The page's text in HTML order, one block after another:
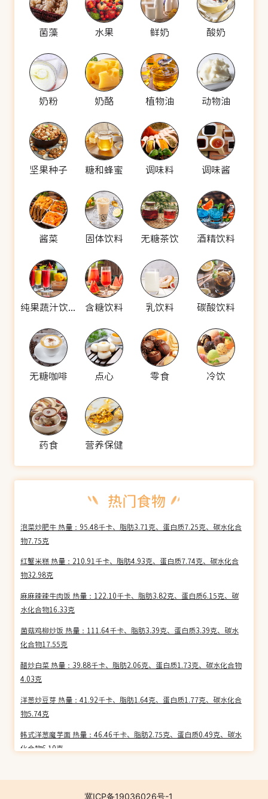
菌藻 水果 鲜奶 酸奶
奶粉 奶酪 植物油 动物油
坚果种子 糖和蜂蜜 调味料 调味酱
酱菜 固体饮料 无糖茶饮 酒精饮料
纯果蔬汁饮料 含糖饮料 乳饮料 碳酸饮料
无糖咖啡 点心 零食 冷饮
药食 营养保健
泡菜炒肥牛 热量：95.48千卡、脂肪3.71克、蛋白质7.25克、碳水化合
物7.75克
红蟹米糕 热量：210.91千卡、脂肪4.93克、蛋白质7.74克、碳水化合
物32.98克
麻麻辣辣牛肉饭 热量：122.10千卡、脂肪3.82克、蛋白质6.15克、碳
水化合物16.33克
菌菇鸡柳炒饭 热量：111.64千卡、脂肪3.39克、蛋白质3.39克、碳水
化合物17.55克
醋炒白菜 热量：39.88千卡、脂肪2.06克、蛋白质1.73克、碳水化合物
4.03克
洋葱炒豆芽 热量：41.92千卡、脂肪1.64克、蛋白质1.77克、碳水化合
物5.74克
韩式洋葱魔芋面 热量：46.46千卡、脂肪2.75克、蛋白质0.49克、碳水
化合物6.10克
碳水化合物7.62克
冀ICP备19036026号-1